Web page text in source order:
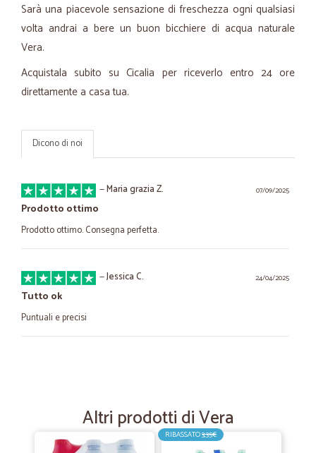
Sarà una piacevole sensazione di freschezza ogni qualsiasi
volta andrai a bere un buon bicchiere di acqua naturale
Vera.
Acquistala subito su Cicalia per riceverlo entro 24 ore
direttamente a casa tua.
Dicono di noi
07/09/2025
—Maria grazia Z.
Prodotto ottimo
Prodotto ottimo. Consegna perfetta.
24/04/2025
—Jessica C.
Tutto ok
Puntuali e precisi
e svelti nella consegna.Altri prodotti di Vera
RIBASSATO3,35€